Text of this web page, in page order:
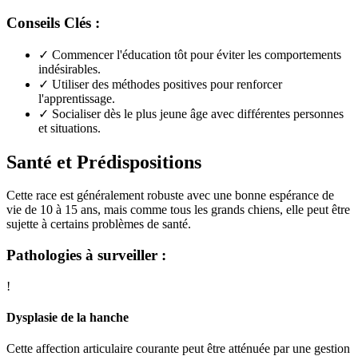
Conseils Clés :
✓ Commencer l'éducation tôt pour éviter les comportements
indésirables.
✓ Utiliser des méthodes positives pour renforcer
l'apprentissage.
✓ Socialiser dès le plus jeune âge avec différentes personnes
et situations.
Santé et Prédispositions
Cette race est généralement robuste avec une bonne espérance de
vie de 10 à 15 ans, mais comme tous les grands chiens, elle peut être
sujette à certains problèmes de santé.
Pathologies à surveiller :
!
Dysplasie de la hanche
Cette affection articulaire courante peut être atténuée par une gestion